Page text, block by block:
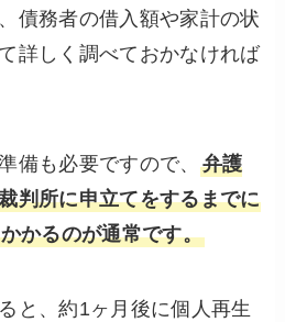
債務者の借入額や家計の状
詳しく調べておかなければ
備も必要ですので、 弁護
判所に申立てをするまでに
かるのが通常です。
と、約1ヶ月後に個人再生